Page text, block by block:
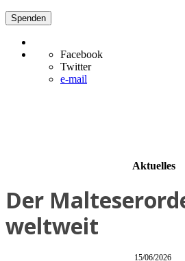
Spenden
Facebook
Twitter
e-mail
Aktuelles
Der
weltweit
15/06/2026